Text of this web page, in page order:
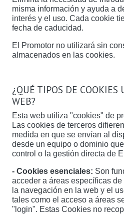
misma información y ayuda a
interés y el uso. Cada cookie
fecha de caducidad.
El Promotor no utilizará sin
almacenados en las cookies.
¿QUÉ TIPOS DE COOKIES
WEB?
Esta web utiliza "cookies" de
Las cookies de terceros
medida en que se envían al
desde un equipo o dominio
control o la gestión directa de
- Cookies esenciales: Son
acceder a áreas específicas
la navegación en la web y el
tales como el acceso a áreas
"login". Estas Cookies no